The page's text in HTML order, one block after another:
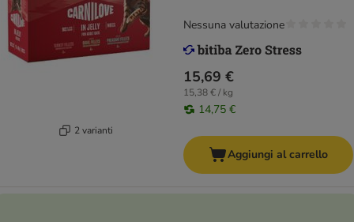
2 varianti
15,69 €
15,38 € / kg
14,75 €
Nessuna valutazione
Aggiungi al carrello